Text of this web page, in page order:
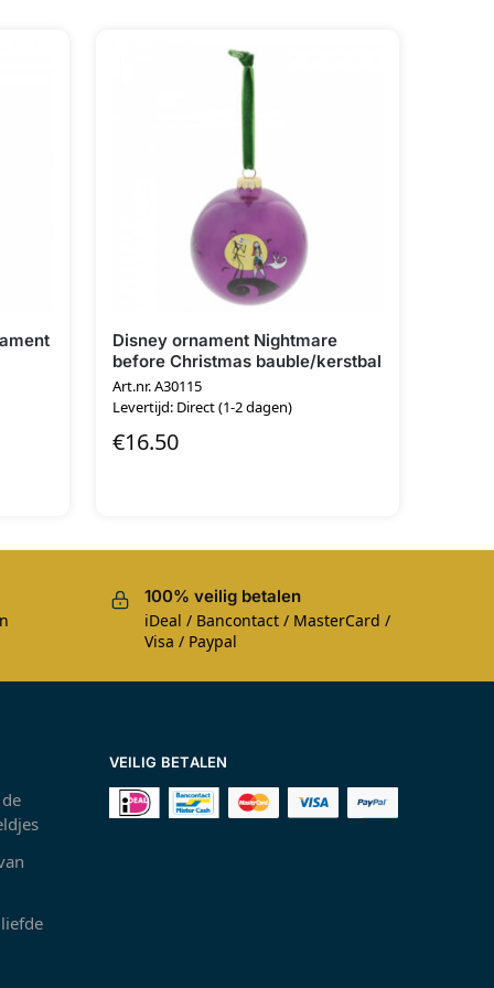
Disney ornament Nightmare
before Christmas bauble/kerstbal
Art.nr. A30115
Levertijd: Direct (1-2 dagen)
€16.50
100% veilig betalen
iDeal / Bancontact / MasterCard /
Visa / Paypal
VEILIG BETALEN